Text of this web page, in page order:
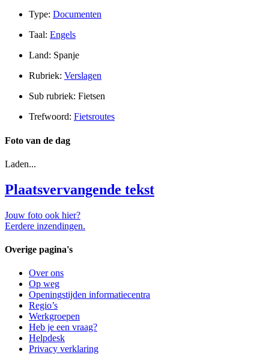
Type: Documenten
Taal: Engels
Land: Spanje
Rubriek: Verslagen
Sub rubriek: Fietsen
Trefwoord: Fietsroutes
Foto van de dag
Laden...
Plaatsvervangende tekst
Jouw foto ook hier?
Eerdere inzendingen.
Overige pagina's
Over ons
Op weg
Openingstijden informatiecentra
Regio’s
Werkgroepen
Heb je een vraag?
Helpdesk
Privacy verklaring